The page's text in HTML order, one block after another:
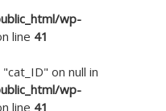
wp-
line 41
on null in
wp-
line 41